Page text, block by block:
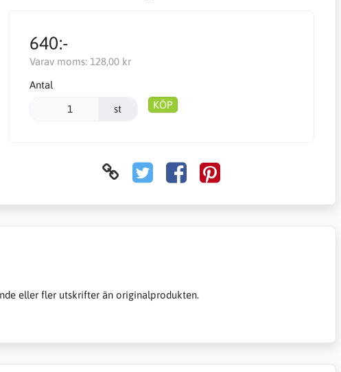
640:-
Varav moms: 128,00 kr
Antal
st KÖP
eller fler utskrifter än originalprodukten.